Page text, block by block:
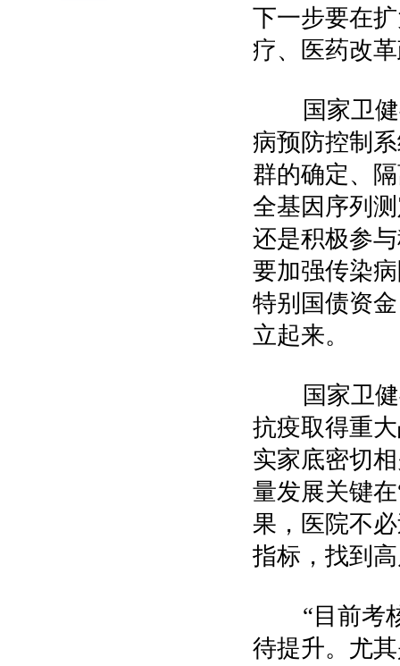
下一步要在
疗、医药改
国家卫健
病预防控制
群的确定、
全基因序列
还是积极参
要加强传染
特别国债资
立起来。
国家卫健
抗疫取得重
实家底密切
量发展关键
果，医院不
指标，找到
“目前考核
待提升。尤